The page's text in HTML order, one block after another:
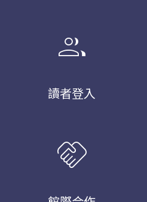
group
讀者登入
handshake